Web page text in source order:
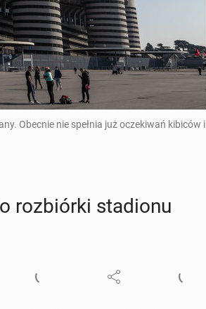
Obecnie nie spełnia już oczekiwań kibiców i
roz­biór­ki sta­dio­nu